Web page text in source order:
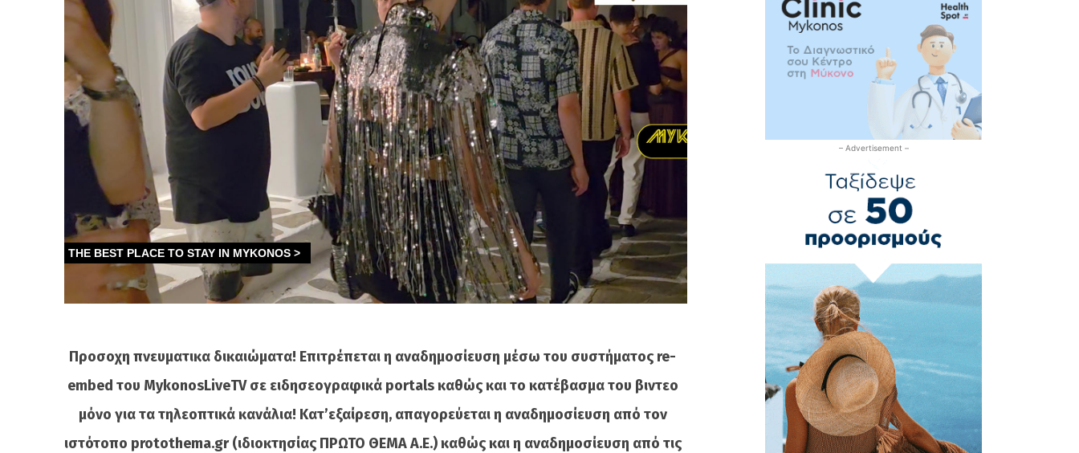
Προσοχη πνευματικα δικαιώματα! Επιτρέπεται η αναδημοσίευση μέσω του συστήματος re-
embed του MykonosLiveTV σε ειδησεογραφικά portals καθώς και το κατέβασμα του βιντεο
μόνο για τα τηλεοπτικά κανάλια! Κατ’εξαίρεση, απαγορεύεται η αναδημοσίευση από τον
ιστότοπο protothema.gr (ιδιοκτησίας ΠΡΩΤΟ ΘΕΜΑ A.E.) καθώς και η αναδημοσίευση από τις
– Advertisement –